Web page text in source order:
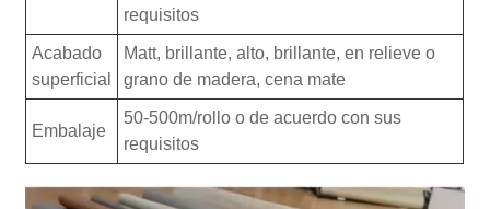
requisitos
Acabado
superficial
Matt, brillante, alto, brillante, en relieve o
grano de madera, cena mate
Embalaje
50-500m/rollo o de acuerdo con sus
requisitos